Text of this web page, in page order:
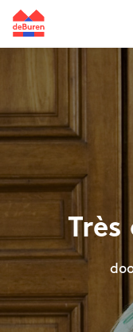
Très